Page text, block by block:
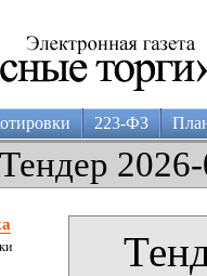
223-ФЗ